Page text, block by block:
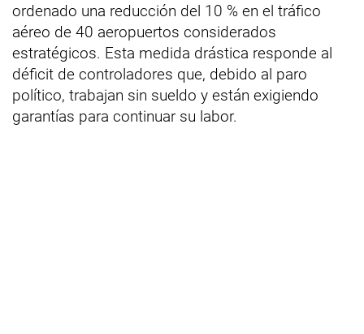
ordenado una reducción del 10 % en el tráfico
aéreo de 40 aeropuertos considerados
estratégicos. Esta medida drástica responde al
déficit de controladores que, debido al paro
político, trabajan sin sueldo y están exigiendo
garantías para continuar su labor.